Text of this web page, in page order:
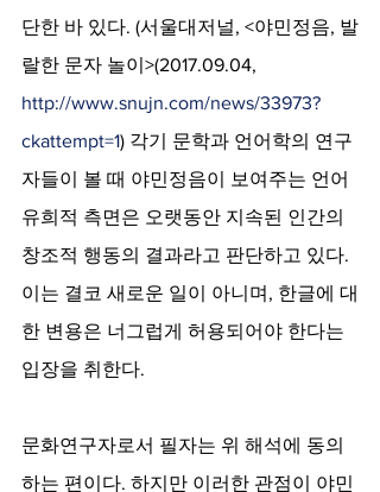
단한 바 있다. (서울대저널, <야민정음, 발
랄한 문자 놀이>(2017.09.04,
http://www.snujn.com/news/33973?
ckattempt=1) 각기 문학과 언어학의 연구
자들이 볼 때 야민정음이 보여주는 언어
유희적 측면은 오랫동안 지속된 인간의
창조적 행동의 결과라고 판단하고 있다.
이는 결코 새로운 일이 아니며, 한글에 대
한 변용은 너그럽게 허용되어야 한다는
입장을 취한다.
문화연구자로서 필자는 위 해석에 동의
하는 편이다. 하지만 이러한 관점이 야민